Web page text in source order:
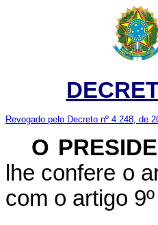
Revogado pelo Decreto nº 4.248, de
O
lhe confere o
com o artigo